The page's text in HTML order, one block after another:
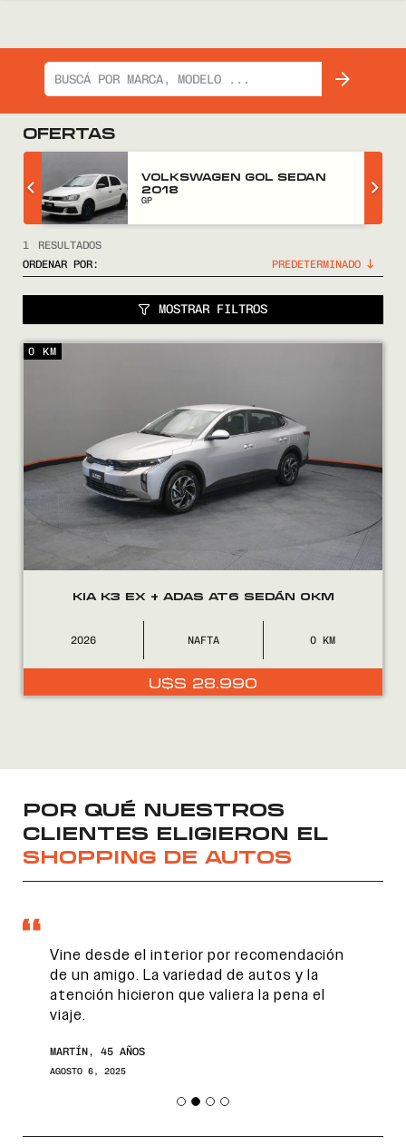
FINANCIÁ
NOSOTROS
CONTACTO
0800
OFERTAS
VOLKSWAGEN GOL SEDAN
2018
GP
1
RESULTADOS
ORDENAR POR:
MOSTRAR FILTROS
KIA K3 EX + ADAS AT6 SEDÁN 0KM
2026 NAFTA 0
U$S 28.990
0 KM
POR QUÉ NUESTROS
CLIENTES ELIGIERON EL
SHOPPING DE AUTOS
Vine desde el interior por recomendación
de un amigo. La variedad de autos y la
atención hicieron que valiera la pena el
viaje.
MARTÍN, 45 AÑOS
AGOSTO 6, 2025